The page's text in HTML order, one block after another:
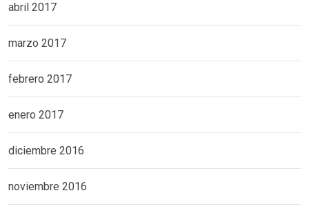
abril 2017
marzo 2017
febrero 2017
enero 2017
diciembre 2016
noviembre 2016